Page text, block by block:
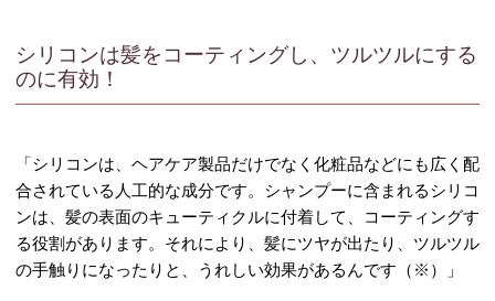
シリコンは髪をコーティングし、ツルツルにする
のに有効！
「シリコンは、ヘアケア製品だけでなく化粧品などにも広く配
合されている人工的な成分です。シャンプーに含まれるシリコ
ンは、髪の表面のキューティクルに付着して、コーティングす
る役割があります。それにより、髪にツヤが出たり、ツルツル
の手触りになったりと、うれしい効果があるんです（※）」